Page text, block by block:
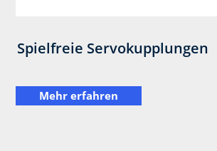
Spielfreie Servokupplungen
Mehr erfahren